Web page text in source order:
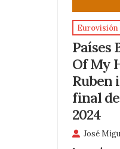
Países
Of My
Ruben
final
2024
José